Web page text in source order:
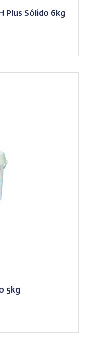
Sólido 6kg
5kg